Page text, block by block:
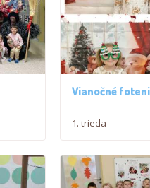
Vianočné
1. trieda